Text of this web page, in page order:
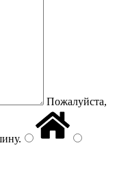
Пожалуйста,
.